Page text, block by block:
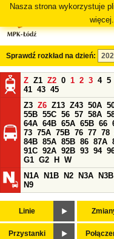
Nasza strona wykorzystuje
więcej.
Sprawdź rozkład na dzień:
Z Z1 Z2 0 1 2 3 4 5
41 43 45
Z3 Z6 Z13 Z43 50A
55B 55C 56 57 58A
64A 64B 65A 65B 66
73 75A 75B 76 77 78
84B 85A 85B 86 87A
91C 92A 92B 93 94
G1 G2 H
W
N1A
N1B N2 N3A N3B
N9
Linie
Przystanki